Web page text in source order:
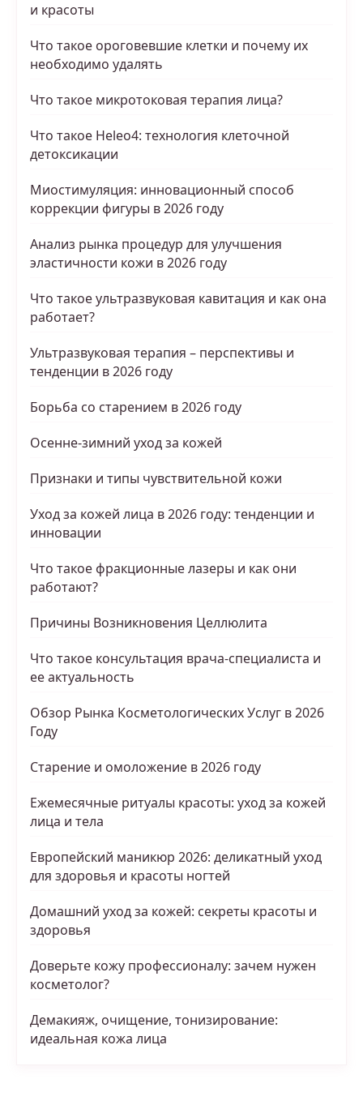
и красоты
Что такое ороговевшие клетки и почему их
необходимо удалять
Что такое микротоковая терапия лица?
Что такое Heleo4: технология клеточной
детоксикации
Миостимуляция: инновационный способ
коррекции фигуры в 2026 году
Анализ рынка процедур для улучшения
эластичности кожи в 2026 году
Что такое ультразвуковая кавитация и как она
работает?
Ультразвуковая терапия – перспективы и
тенденции в 2026 году
Борьба со старением в 2026 году
Осенне-зимний уход за кожей
Признаки и типы чувствительной кожи
Уход за кожей лица в 2026 году: тенденции и
инновации
Что такое фракционные лазеры и как они
работают?
Причины Возникновения Целлюлита
Что такое консультация врача-специалиста и
ее актуальность
Обзор Рынка Косметологических Услуг в 2026
Году
Старение и омоложение в 2026 году
Ежемесячные ритуалы красоты: уход за кожей
лица и тела
Европейский маникюр 2026: деликатный уход
для здоровья и красоты ногтей
Домашний уход за кожей: секреты красоты и
здоровья
Доверьте кожу профессионалу: зачем нужен
косметолог?
Демакияж, очищение, тонизирование:
идеальная кожа лица